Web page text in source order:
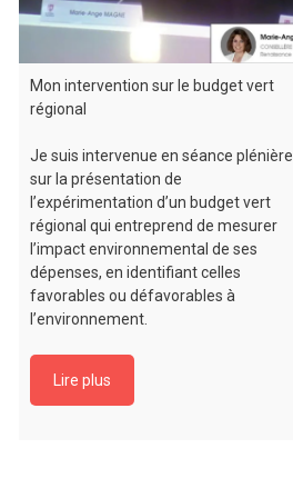
Mon intervention sur le budget vert
régional
Je suis intervenue en séance plénière
sur la présentation de
l’expérimentation d’un budget vert
régional qui entreprend de mesurer
l’impact environnemental de ses
dépenses, en identifiant celles
favorables ou défavorables à
l’environnement.
Lire plus